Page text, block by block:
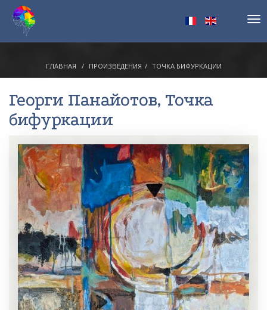
ГЛАВНАЯ ПРОИЗВЕДЕНИЯ ТОЧКА БИФУРКАЦИИ
Георги Панайотов, Точка
бифуркации